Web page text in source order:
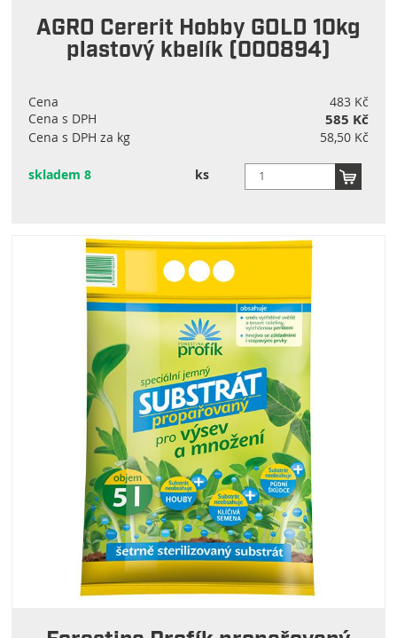
AGRO Cererit Hobby GOLD 10kg
plastový kbelík (000894)
Cena
483 Kč
Cena s DPH
585 Kč
Cena s DPH za kg 58,50 Kč
skladem 8 ks